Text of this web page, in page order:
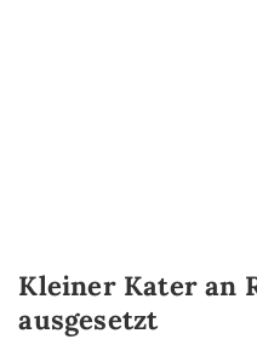
Kleiner Kater an
ausgesetzt